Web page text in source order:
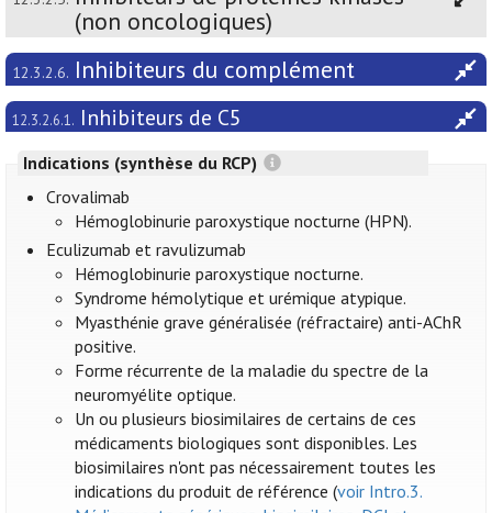
(non oncologiques)
12.3.2.6. Inhibiteurs du complément
12.3.2.6.1. Inhibiteurs de C5
Indications (synthèse du RCP)
Crovalimab
Hémoglobinurie paroxystique nocturne (HPN).
Eculizumab et ravulizumab
Hémoglobinurie paroxystique nocturne.
Syndrome hémolytique et urémique atypique.
Myasthénie grave généralisée (réfractaire) anti-AChR
positive.
Forme récurrente de la maladie du spectre de la
neuromyélite optique.
Un ou plusieurs biosimilaires de certains de ces
médicaments biologiques sont disponibles. Les
biosimilaires n'ont pas nécessairement toutes les
indications du produit de référence (voir Intro.3.